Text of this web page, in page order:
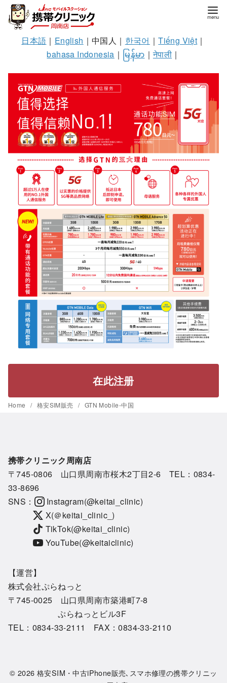
日本語 ｜ English ｜中国人｜ 한국어 ｜Tiếng Việt ｜
bahasa Indonesia ｜ မြန်မာ ｜नेपाली ｜
在此注册
Home 格安SIM販売 GTN Mobile-中国
携帯クリニック周南店
〒745-0806 山口県周南市桜木2丁目2-6 TEL： 0834-
33-8696
SNS：
Instagram(@keitai_clinic)
X(＠keitai_clinic_)
TikTok(@keitai_clinic)
YouTube(@keitaiclinic)
【運営】
株式会社ぷらねっと
〒745-0025 山口県周南市築港町7-8
ぷらねっとビル3F
TEL：0834-33-2111 FAX：0834-33-2110
© 2026格安SIM・中古iPhone販売､スマホ修理の携帯クリニッ